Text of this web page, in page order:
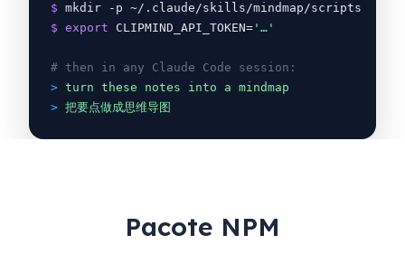
$ mkdir -p ~/.claude/skills/mindmap/scripts
$ export CLIPMIND_API_TOKEN= '…'
# then in any Claude Code session:
> turn these notes into a mindmap
> 把要点做成思维导图
Pacote NPM